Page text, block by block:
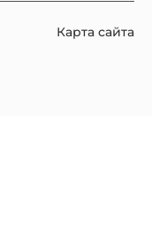
Карта сайта